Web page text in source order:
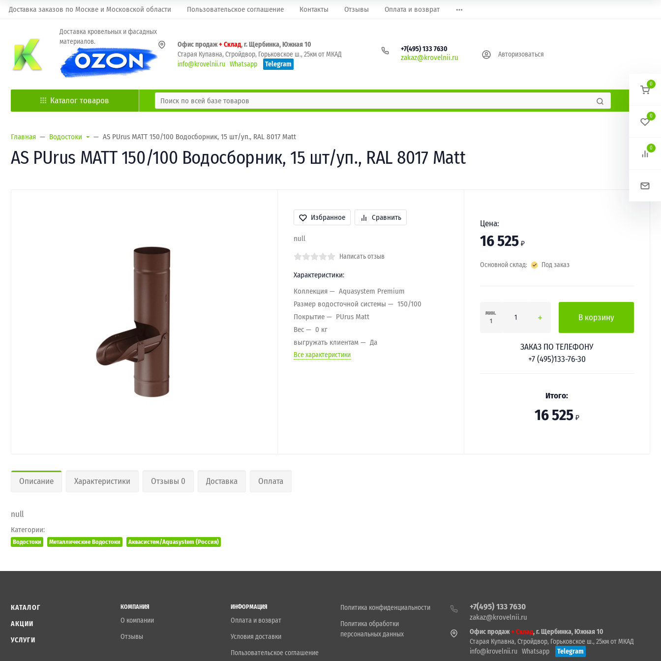
Доставка заказов по Москве и Московской области Пользовательское соглашение Контакты Отзывы Оплата и возврат
Доставка кровельных и фасадных
материалов.
Офис продаж+ Склад, г. Щербинка, Южная 10
Старая Купавна, Стройдвор, Горьковское ш., 25км от МКАД
info@krovelnii.ru Whatsapp Telegram
+7(495) 133 7630
zakaz@krovelnii.ru Авторизоваться
Каталог товаров
Главная Водостоки AS PUrus MATT 150/100 Водосборник, 15 шт/уп., RAL 8017 Matt
AS PUrus MATT 150/100 Водосборник, 15 шт/уп., RAL 8017 Matt
Избранное Сравнить
null
Написать отзыв
Характеристики:
Коллекция
Aquasystem Premium
Размер водосточной системы
150/100
Покрытие
PUrus Matt
Вес
0 кг
выгружать клиентам
Да
Все характеристики
Цена:
16 525 ₽
Основной склад: Под заказ
мин.
1
В корзину
ЗАКАЗ ПО ТЕЛЕФОНУ
+7 (495)133-76-30
Итого:
16 525 ₽
Описание Характеристики Отзывы 0 Доставка Оплата
null
Категории:
Водостоки Металлические Водостоки Аквасистем/Aquasystem (Россия)
КАТАЛОГ
АКЦИИ
УСЛУГИ
КОМПАНИЯ
О компании
Отзывы
ИНФОРМАЦИЯ
Оплата и возврат
Условия доставки
Пользовательское соглашение
Политика конфиденциальности
Политика обработки
персональных данных
+7(495) 133 7630
zakaz@krovelnii.ru
Офис продаж+ Склад, г. Щербинка, Южная 10
Старая Купавна, Стройдвор, Горьковское ш., 25км от МКАД
info@krovelnii.ru
Whatsapp Telegram
0
0
0